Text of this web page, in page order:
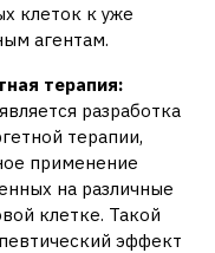
клеток к уже
агентам.
терапия:
разработка
терапии‚
применение
на различные
клетке. Такой
эффект